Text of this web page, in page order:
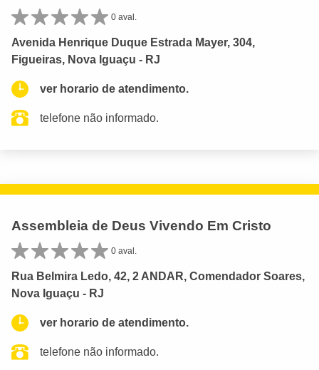
0 aval.
Avenida Henrique Duque Estrada Mayer, 304,
Figueiras, Nova Iguaçu - RJ
ver horario de atendimento.
telefone não informado.
Assembleia de Deus Vivendo Em Cristo
0 aval.
Rua Belmira Ledo, 42, 2 ANDAR, Comendador Soares,
Nova Iguaçu - RJ
ver horario de atendimento.
telefone não informado.